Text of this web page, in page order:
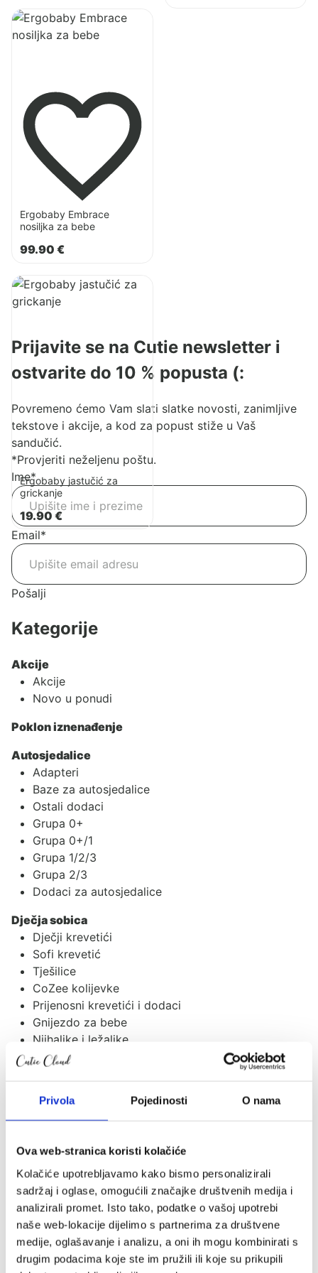
Privola Pojedinosti O nama
Ova web-stranica koristi kolačiće
Kolačiće upotrebljavamo kako bismo personalizirali
sadržaj i oglase, omogućili značajke društvenih medija i
analizirali promet. Isto tako, podatke o vašoj upotrebi
naše web-lokacije dijelimo s partnerima za društvene
medije, oglašavanje i analizu, a oni ih mogu kombinirati s
drugim podacima koje ste im pružili ili koje su prikupili
Pogledaj
proizvod
bebe
Ergobaby Embrace
nosiljka za bebe
99.90 €
Pogledaj
proizvod
za
grickanje
Ergobaby jastučić za
grickanje
19.90 €
Prijavite se na Cutie newsletter i
ostvarite do 10 % popusta (:
Povremeno ćemo Vam slati slatke novosti, zanimljive
tekstove i akcije, a kod za popust stiže u Vaš
sandučić.
*Provjeriti neželjenu poštu.
Ime*
Email*
Pošalji
Kategorije
Akcije
Akcije
Novo u ponudi
Poklon iznenađenje
Autosjedalice
Adapteri
Baze za autosjedalice
Ostali dodaci
Grupa 0+
Grupa 0+/1
Grupa 1/2/3
Grupa 2/3
Dodaci za autosjedalice
Dječja sobica
Dječji krevetići
Sofi krevetić
Tješilice
CoZee kolijevke
Prijenosni krevetići i dodaci
Gnijezdo za bebe
Njihaljke i ležaljke
Zaštitne ogradice
Jastuci i plahte
Tetra pelene
Baldahin
Lampice i projektori
Baby monitori
Dječja kolica i nosiljke
2u1 kolica
Kišobran kolica